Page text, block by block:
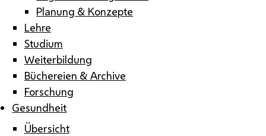
Planung & Konzepte
Lehre
Studium
Weiterbildung
Büchereien & Archive
Forschung
Gesundheit
Übersicht